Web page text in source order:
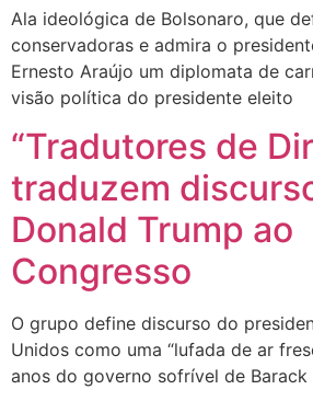
Ala ideológica de Bolsonaro, que
conservadoras e admira o
Ernesto Araújo um diplomata de
visão política do presidente eleito
“Tradutores de
traduzem
Donald Trump ao
Congresso
O grupo define discurso do
Unidos como uma “lufada de ar
anos do governo sofrível de Barack